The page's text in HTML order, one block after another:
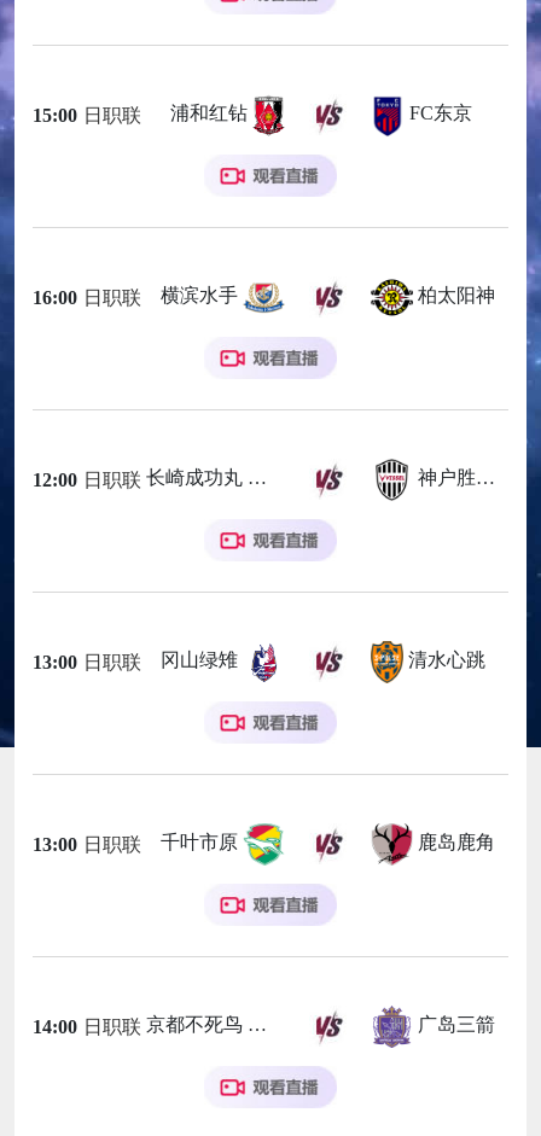
15:00 日职联 浦和红钻 FC东京
16:00 日职联 横滨水手 柏太阳神
12:00 日职联 长崎成功丸 神户胜利船
13:00 日职联 冈山绿雉 清水心跳
13:00 日职联 千叶市原 鹿岛鹿角
14:00 日职联 京都不死鸟 广岛三箭